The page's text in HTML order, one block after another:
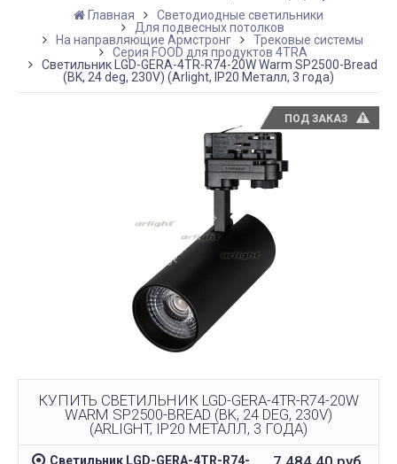
Главная
Светодиодные светильники
Для подвесных потолков
На направляющие Армстронг
Трековые системы
Серия FOOD для продуктов 4TRA
Светильник LGD-GERA-4TR-R74-20W Warm SP2500-Bread
(BK, 24 deg, 230V) (Arlight, IP20 Металл, 3 года)
ПОД ЗАКАЗ
КУПИТЬ СВЕТИЛЬНИК LGD-GERA-4TR-R74-20W
WARM SP2500-BREAD (BK, 24 DEG, 230V)
(ARLIGHT, IP20 МЕТАЛЛ, 3 ГОДА)
Светильник LGD-GERA-4TR-R74-